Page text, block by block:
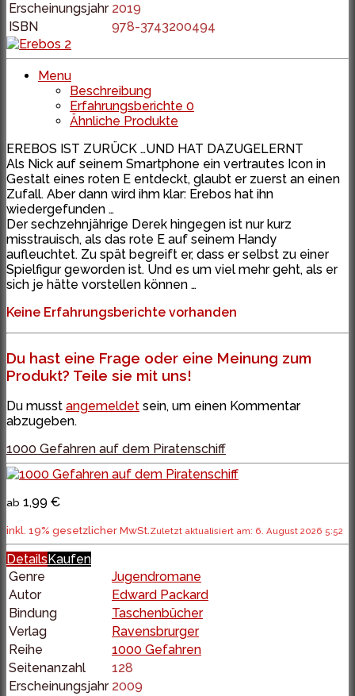
Erscheinungsjahr 2019
ISBN
978-3743200494
Menu
Beschreibung
Erfahrungsberichte 0
Ähnliche Produkte
EREBOS IST ZURÜCK …UND HAT DAZUGELERNT
Als Nick auf seinem Smartphone ein vertrautes Icon in
Gestalt eines roten E entdeckt, glaubt er zuerst an einen
Zufall. Aber dann wird ihm klar: Erebos hat ihn
wiedergefunden …
Der sechzehnjährige Derek hingegen ist nur kurz
misstrauisch, als das rote E auf seinem Handy
aufleuchtet. Zu spät begreift er, dass er selbst zu einer
Spielfigur geworden ist. Und es um viel mehr geht, als er
sich je hätte vorstellen können …
Keine Erfahrungsberichte vorhanden
Du hast eine Frage oder eine Meinung zum
Produkt? Teile sie mit uns!
Du musst angemeldet sein, um einen Kommentar
abzugeben.
1000 Gefahren auf dem Piratenschiff
ab 1,99 €
inkl. 19% gesetzlicher MwSt.Zuletzt aktualisiert am: 6. August 2026 5:52
Details Kaufen
Genre
Jugendromane
Autor
Edward Packard
Bindung
Taschenbücher
Verlag
Ravensbrurger
Reihe
1000 Gefahren
Seitenanzahl
128
Erscheinungsjahr 2009